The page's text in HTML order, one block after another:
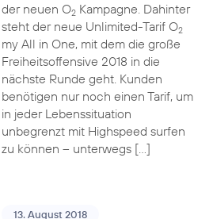
der neuen O2Kampagne. Dahinter
steht der neue Unlimited-Tarif O2
my All in One, mit dem die große
Freiheitsoffensive 2018 in die
nächste Runde geht. Kunden
benötigen nur noch einen Tarif, um
in jeder Lebenssituation
unbegrenzt mit Highspeed surfen
zu können – unterwegs […]
13. August 2018